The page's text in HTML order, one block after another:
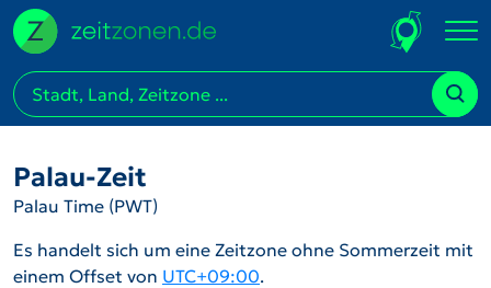
Palau-Zeit
Palau Time (PWT)
Es handelt sich um eine Zeitzone ohne Sommerzeit mit
einem Offset von UTC+09:00.